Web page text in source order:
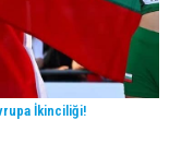
İkinciliği!